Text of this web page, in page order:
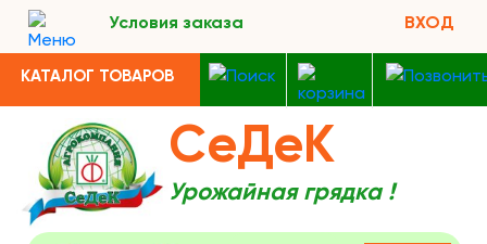
Условия заказа ВХОД
КАТАЛОГ ТОВАРОВ
СеДеК
Урожайная грядка !